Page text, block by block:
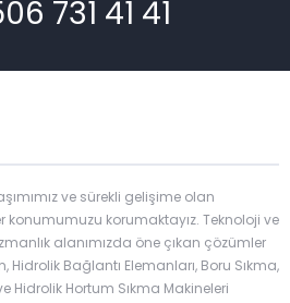
731 41 41
ve sürekli gelişime olan
konumumuzu korumaktayız. Teknoloji ve
alanımızda öne çıkan çözümler
Hidrolik Bağlantı Elemanları, Boru Sıkma,
Hidrolik Hortum Sıkma Makineleri